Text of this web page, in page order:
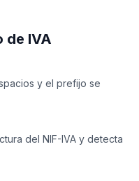
de IVA
y el prefijo se
del NIF-IVA y detecta